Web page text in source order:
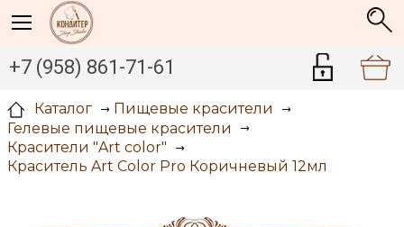
+7 (958) 861-71-61
Каталог
Пищевые красители
Гелевые пищевые красители
Красители "Art color"
Краситель Art Color Pro Коричневый 12мл